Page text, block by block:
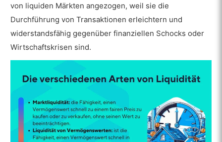
von liquiden Märkten angezogen, weil sie die
Durchführung von Transaktionen erleichtern und
widerstandsfähig gegenüber finanziellen Schocks oder
Wirtschaftskrisen sind.